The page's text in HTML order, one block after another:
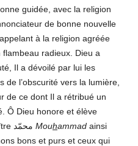
guidée, avec la religion
de bonne nouvelle
à la religion agréée
radieux. Dieu a
Il a dévoilé par lui les
l’obscurité vers la lumière,
de ce dont Il a rétribué un
Ô Dieu honore et élève
Mouhammad ainsi
bons et purs et ceux qui